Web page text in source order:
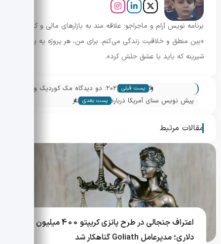
برنامه نویس آرام و ماجراجو؛ علاقه مند به بازارهای مالی و کریپتو.
«بین منطق و خلاقیت زندگی می‌کنم. برای من، هر پروژه یه پازل
شیرینه که باید با عشق حلش کرد».
« پست قبلی
رکود کریپتو ۲۰۲۵: دو دیدگاه مک کوردیک و
نیک کارتر
پیش نویس سنای آمریکا درباره قانون ساختار
پست بعدی »
مقالات مرتبط
اعتراف جنجالی در طرح پانزی کریپتو 400 میلیون
دلاری؛ مدیرعامل Goliath گناهکار شد